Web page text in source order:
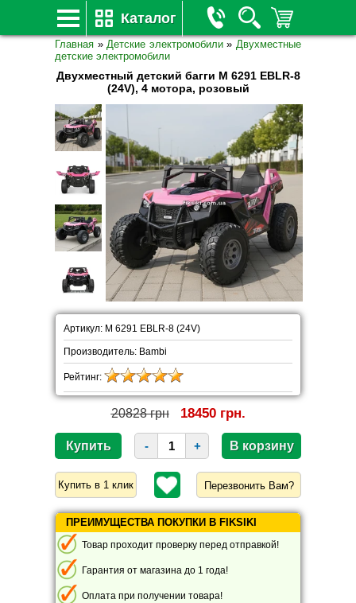
Каталог
Главная »Детские электромобили »Двухместные
детские электромобили
Двухместный детский багги M 6291 EBLR-8
(24V), 4 мотора, розовый
Артикул: M 6291 EBLR-8 (24V)
Производитель: Bambi
Рейтинг:
20828 грн 18450 грн.
- +
Перезвонить Вам?
ПРЕИМУЩЕСТВА ПОКУПКИ В FIKSIKI
Товар проходит проверку перед отправкой!
Гарантия от магазина до 1 года!
Оплата при получении товара!